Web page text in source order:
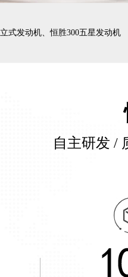
式发动机、恒胜300五星发动机
自主研发 /